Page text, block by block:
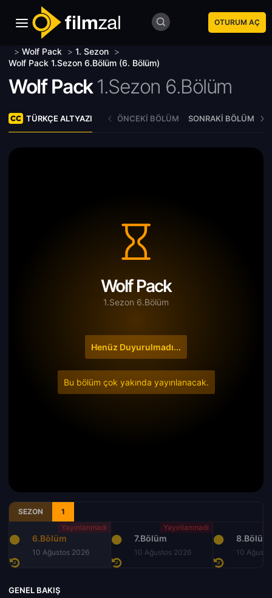
OTURUM AÇ
> Wolf Pack > 1. Sezon >
Wolf Pack 1.Sezon 6.Bölüm (6. Bölüm)
Wolf Pack 1.Sezon 6.Bölüm
TÜRKÇE ALTYAZI ÖNCEKI BÖLÜM SONRAKI BÖLÜM
Wolf Pack
1.Sezon 6.Bölüm
Henüz Duyurulmadı...
Bu bölüm çok yakında yayınlanacak.
SEZON 1
6.Bölüm
10 Ağustos 2026
7.Bölüm
10 Ağustos 2026
8.Bölüm
10
GENEL BAKIŞ